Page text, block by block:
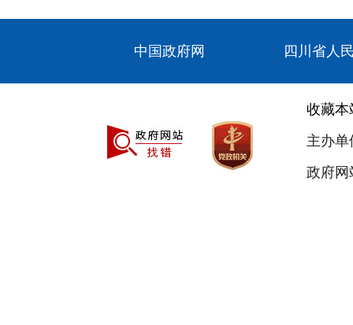
中国政府网 四川省人
收藏本
主办
政府网